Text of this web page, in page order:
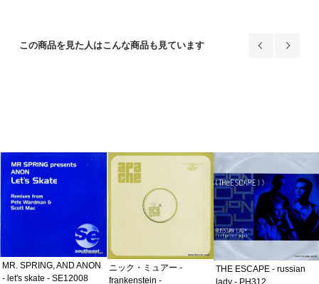
この商品を見た人はこんな商品も見ています
MR. SPRING, AND ANON
- let's skate - SE12008
ニック・ミュアー -
frankenstein -
THE ESCAPE - russian